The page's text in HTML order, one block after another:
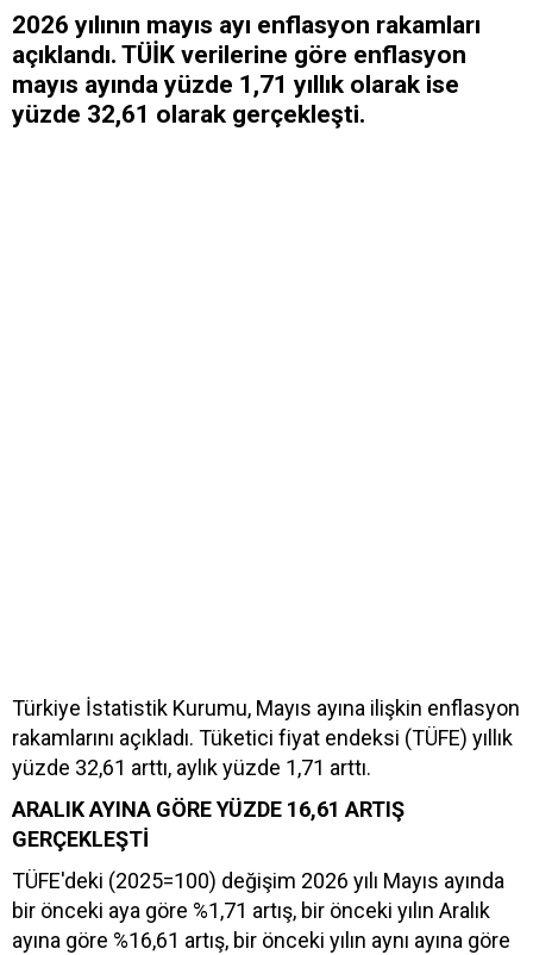
2026 yılının mayıs ayı enflasyon rakamları
açıklandı. TÜİK verilerine göre enflasyon
mayıs ayında yüzde 1,71 yıllık olarak ise
yüzde 32,61 olarak gerçekleşti.
Türkiye İstatistik Kurumu, Mayıs ayına ilişkin enflasyon
rakamlarını açıkladı. Tüketici fiyat endeksi (TÜFE) yıllık
yüzde 32,61 arttı, aylık yüzde 1,71 arttı.
ARALIK AYINA GÖRE YÜZDE 16,61 ARTIŞ
GERÇEKLEŞTİ
TÜFE'deki (2025=100) değişim 2026 yılı Mayıs ayında
bir önceki aya göre %1,71 artış, bir önceki yılın Aralık
ayına göre %16,61 artış, bir önceki yılın aynı ayına göre